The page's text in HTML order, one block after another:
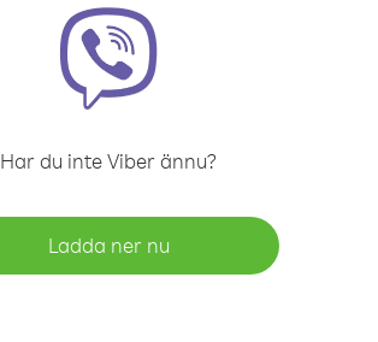
Har du inte Viber ännu?
Ladda ner nu